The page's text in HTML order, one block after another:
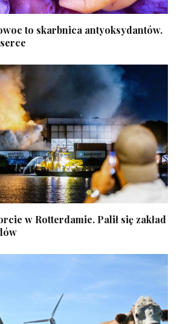
to skarbnica antyoksydantów.
w Rotterdamie. Palił się zakład